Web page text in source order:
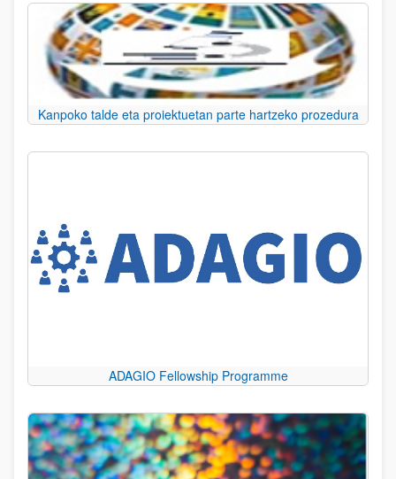
Kanpoko talde eta proiektuetan parte hartzeko prozedura
ADAGIO Fellowship Programme